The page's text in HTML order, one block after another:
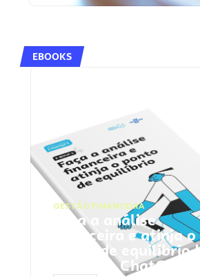
EBOOKS
GESTÃO FINANCEIRA
Faça a análise
financeira e atinja o
ponto de equilíbrio |
Prompts ChatGPT